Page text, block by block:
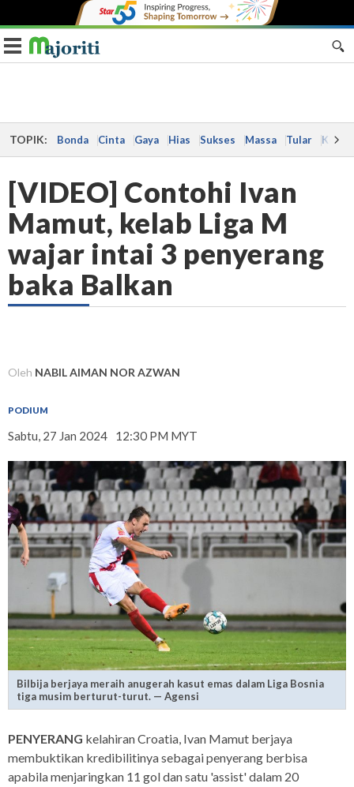
Toggle navigation
TOPIK: Bonda Cinta Gaya Hias Sukses Massa Tular Kes
[VIDEO] Contohi Ivan
Mamut, kelab Liga M
wajar intai 3 penyerang
baka Balkan
Oleh NABIL AIMAN NOR AZWAN
PODIUM
Sabtu, 27 Jan 2024 12:30 PM MYT
Bilbija berjaya meraih anugerah kasut emas dalam Liga Bosnia
tiga musim berturut-turut. — Agensi
PENYERANG kelahiran Croatia, Ivan Mamut berjaya
membuktikan kredibilitinya sebagai penyerang berbisa
apabila menjaringkan 11 gol dan satu 'assist' dalam 20